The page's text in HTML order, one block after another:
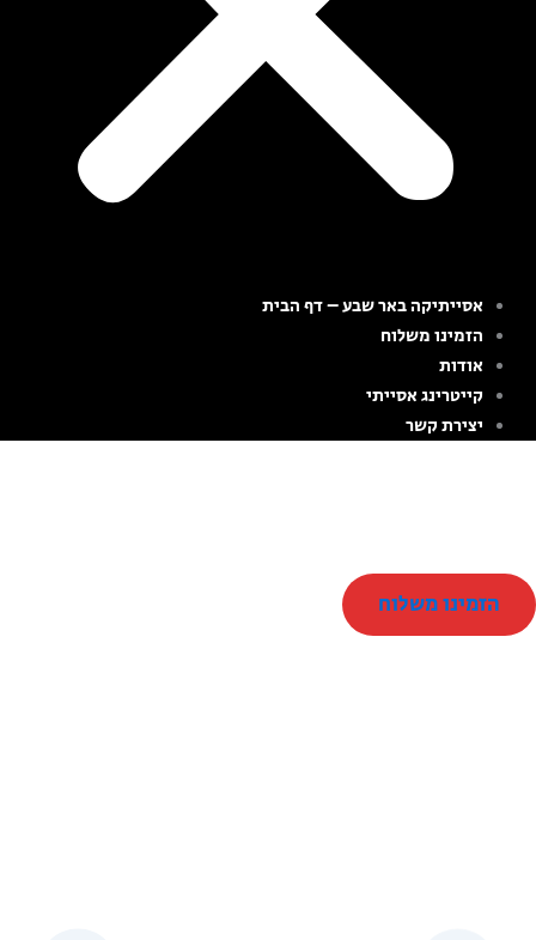
אסייתיקה באר שבע – דף הבית
הזמינו משלוח
אודות
קייטרינג אסייתי
יצירת קשר
הזמינו משלוח